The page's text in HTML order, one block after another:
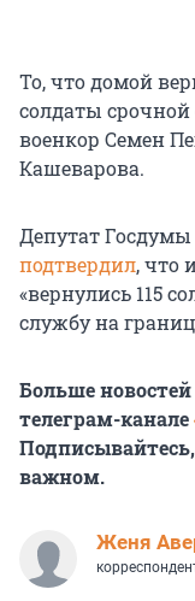
То, что домой
солдаты
военкор Семен
Кашеварова.
Депутат
подтвердил, что
«вернулись 115
службу на
Больше
телеграм-канале
важном.
Женя